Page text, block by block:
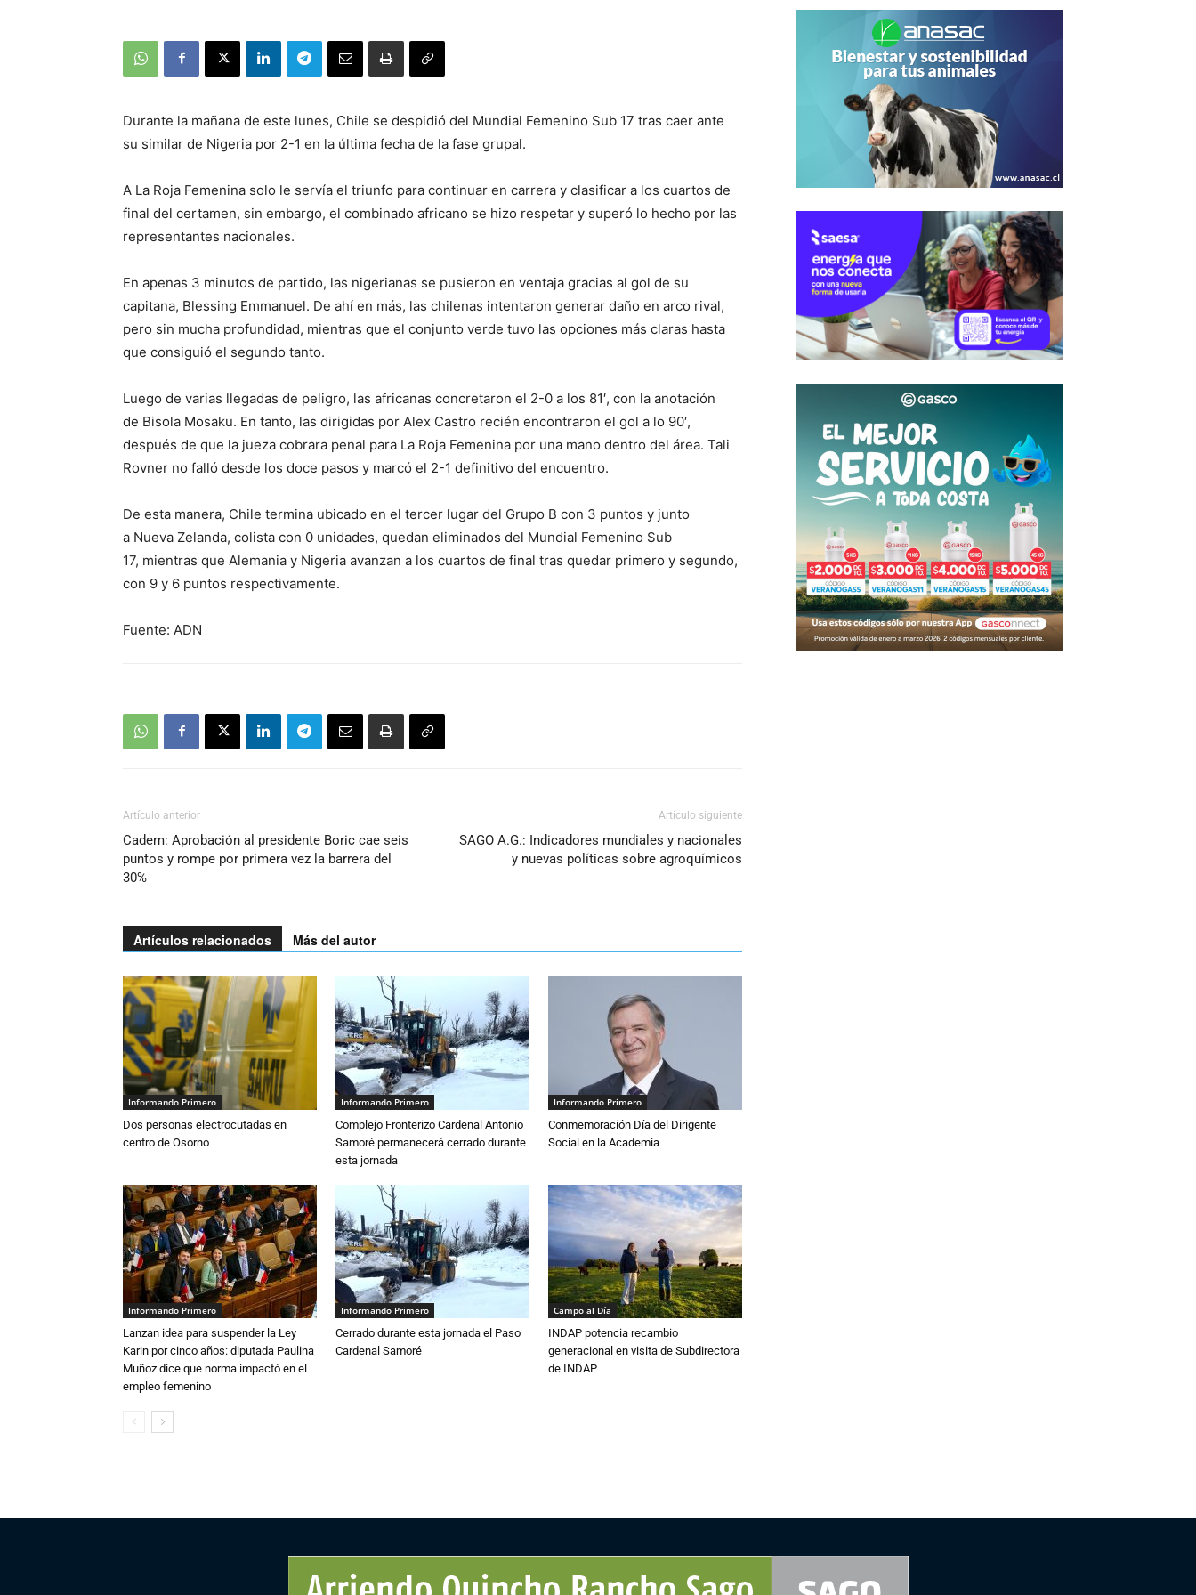
Durante la mañana de este lunes, Chile se despidió del Mundial Femenino Sub 17 tras caer ante
su similar de Nigeria por 2-1 en la última fecha de la fase grupal.
A La Roja Femenina solo le servía el triunfo para continuar en carrera y clasificar a los cuartos de
final del certamen, sin embargo, el combinado africano se hizo respetar y superó lo hecho por las
representantes nacionales.
En apenas 3 minutos de partido, las nigerianas se pusieron en ventaja gracias al gol de su
capitana, Blessing Emmanuel. De ahí en más, las chilenas intentaron generar daño en arco rival,
pero sin mucha profundidad, mientras que el conjunto verde tuvo las opciones más claras hasta
que consiguió el segundo tanto.
Luego de varias llegadas de peligro, las africanas concretaron el 2-0 a los 81′, con la anotación
de Bisola Mosaku. En tanto, las dirigidas por Alex Castro recién encontraron el gol a lo 90′,
después de que la jueza cobrara penal para La Roja Femenina por una mano dentro del área. Tali
Rovner no falló desde los doce pasos y marcó el 2-1 definitivo del encuentro.
De esta manera, Chile termina ubicado en el tercer lugar del Grupo B con 3 puntos y junto
a Nueva Zelanda, colista con 0 unidades, quedan eliminados del Mundial Femenino Sub
17, mientras que Alemania y Nigeria avanzan a los cuartos de final tras quedar primero y segundo,
con 9 y 6 puntos respectivamente.
Fuente: ADN
Artículo anterior
Cadem: Aprobación al presidente Boric cae seis
puntos y rompe por primera vez la barrera del
30%
Artículo siguiente
SAGO A.G.: Indicadores mundiales y nacionales
y nuevas políticas sobre agroquímicos
Artículos relacionados Más del autor
Informando Primero
Dos personas electrocutadas en
centro de Osorno
Informando Primero
Complejo Fronterizo Cardenal Antonio
Samoré permanecerá cerrado durante
esta jornada
Informando Primero
Conmemoración Día del Dirigente
Social en la Academia
Informando Primero
Lanzan idea para suspender la Ley
Karin por cinco años: diputada Paulina
Muñoz dice que norma impactó en el
empleo femenino
Informando Primero
Cerrado durante esta jornada el Paso
Cardenal Samoré
Campo al Día
INDAP potencia recambio
generacional en visita de Subdirectora
de INDAP